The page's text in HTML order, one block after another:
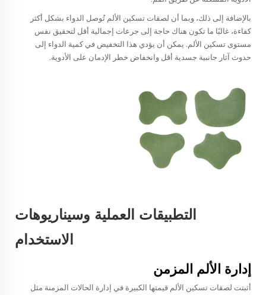
بالإضافة إلى ذلك، وبما أن لصقات تسكين الألم تُوصل الدواء بشكل أكثر
كفاءة، غالبًا ما تكون هناك حاجة إلى جرعات إجمالية أقل لتحقيق نفس
مستوى تسكين الألم. يمكن أن يؤدي هذا التخفيض في كمية الدواء إلى
حدوث آثار جانبية جسدية أقل وانخفاض خطر الإدمان على الأدوية.
التطبيقات العملية وسيناريوهات
الاستخدام
إدارة الألم المزمن
أثبتت لصقات تسكين الألم قيمتها الكبيرة في إدارة الحالات المزمنة مثل